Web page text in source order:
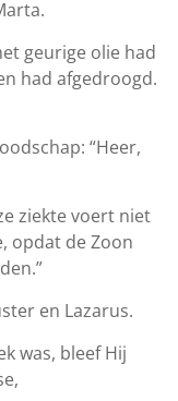
geurige olie had
had afgedroogd.
“Heer,
ziekte voert niet
opdat de Zoon
en Lazarus.
was, bleef Hij